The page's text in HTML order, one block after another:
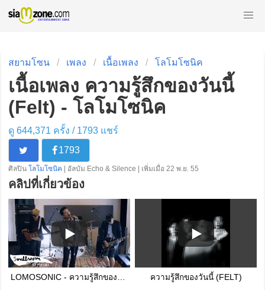
สยามโซน เพลง เนื้อเพลง โลโมโซนิค
เนื้อเพลง ความรู้สึกของวันนี้
(Felt) - โลโมโซนิค
ดู 644,371 ครั้ง / 1793แชร์
1793
ศิลปิน โลโมโซนิค | อัลบัม Echo & Silence | เพิ่มเมื่อ 22 พ.ย. 55
คลิปที่เกี่ยวข้อง
LOMOSONIC - ความรู้สึกของวันนี้ (FELT) [Official Music Video] ความรู้สึกของวันนี้ (FELT)